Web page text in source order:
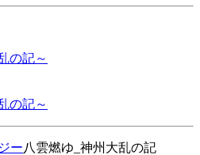
の記～
の記～
ー八雲燃ゆ_神州大乱の記